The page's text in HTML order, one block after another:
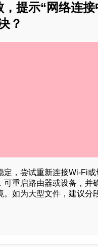
提示“网络连接
？
定，尝试重新连接Wi-Fi或
可重启路由器或设备，并
。如为大型文件，建议分